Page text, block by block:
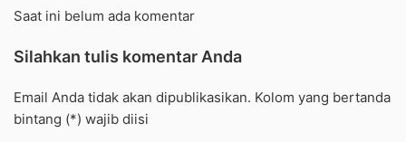
Saat ini belum ada komentar
Silahkan tulis komentar Anda
Email Anda tidak akan dipublikasikan. Kolom yang bertanda
bintang (*) wajib diisi